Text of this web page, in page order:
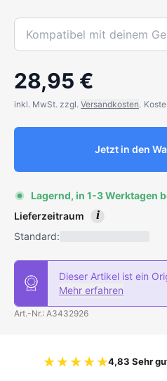
28,95 €
inkl. MwSt. zzgl. Versandkosten.
Jetzt in den
Lagernd, in 1-3 Werktagen
Lieferzeitraum
i
Standard:
Dieser Artikel ist ein
Mehr erfahren
Art.-Nr.: A3432926
Bewertung 4.83 von 5
4,83 Sehr